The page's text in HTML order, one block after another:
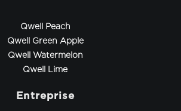
Qwell Peach
Qwell Green Apple
Qwell Watermelon
Qwell Lime
Entreprise